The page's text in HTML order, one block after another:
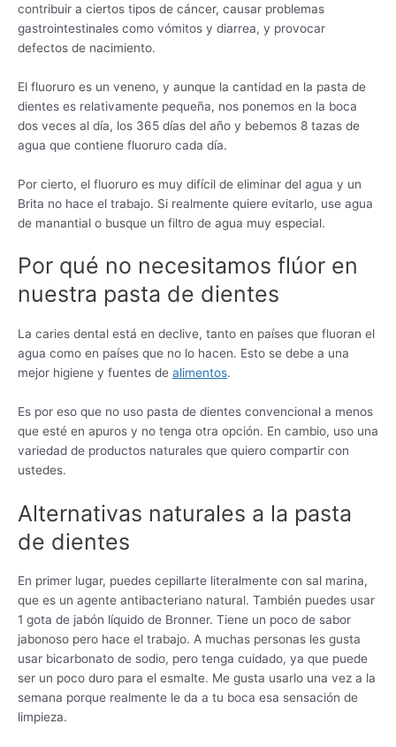
contribuir a ciertos tipos de cáncer, causar problemas
gastrointestinales como vómitos y diarrea, y provocar
defectos de nacimiento.
El fluoruro es un veneno, y aunque la cantidad en la pasta de
dientes es relativamente pequeña, nos ponemos en la boca
dos veces al día, los 365 días del año y bebemos 8 tazas de
agua que contiene fluoruro cada día.
Por cierto, el fluoruro es muy difícil de eliminar del agua y un
Brita no hace el trabajo. Si realmente quiere evitarlo, use agua
de manantial o busque un filtro de agua muy especial.
Por qué no necesitamos flúor en
nuestra pasta de dientes
La caries dental está en declive, tanto en países que fluoran el
agua como en países que no lo hacen. Esto se debe a una
mejor higiene y fuentes de alimentos.
Es por eso que no uso pasta de dientes convencional a menos
que esté en apuros y no tenga otra opción. En cambio, uso una
variedad de productos naturales que quiero compartir con
ustedes.
Alternativas naturales a la pasta
de dientes
En primer lugar, puedes cepillarte literalmente con sal marina,
que es un agente antibacteriano natural. También puedes usar
1 gota de jabón líquido de Bronner. Tiene un poco de sabor
jabonoso pero hace el trabajo. A muchas personas les gusta
usar bicarbonato de sodio, pero tenga cuidado, ya que puede
ser un poco duro para el esmalte. Me gusta usarlo una vez a la
semana porque realmente le da a tu boca esa sensación de
limpieza.